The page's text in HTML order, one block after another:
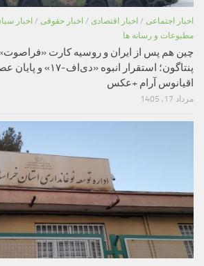
اخبار اجتماعی / اخبار اقتصادی / اخبار حقوقی / اخبار
مطبوعات و رسانه ها
چین هم پس از ایران و روسیه کارت
پنتاگون؛ استقرار انبوه
اقیانوس آرام +عکس
مرداد 17, 1405